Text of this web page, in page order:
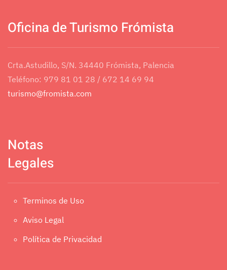
Oficina de Turismo Frómista
Crta.Astudillo, S/N. 34440 Frómista, Palencia
Teléfono: 979 81 01 28 / 672 14 69 94
turismo@fromista.com
Notas
Legales
Terminos de Uso
Aviso Legal
Política de Privacidad